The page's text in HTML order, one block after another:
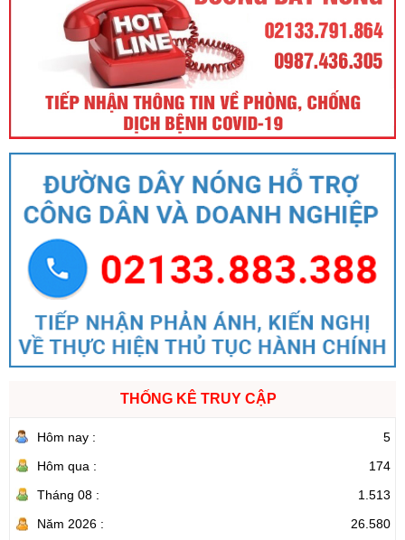
THỐNG KÊ TRUY CẬP
Hôm nay :
5
Hôm qua :
174
Tháng 08 :
1.513
Năm 2026 :
26.580